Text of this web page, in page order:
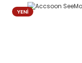
YENİ